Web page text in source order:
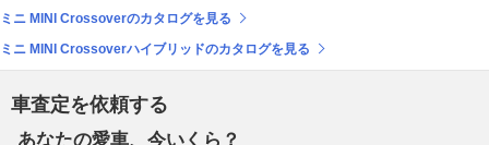
ミニ MINI Crossoverのカタログを見る
ミニ MINI Crossoverハイブリッドのカタログを見る
車査定を依頼する
あなたの愛車、今いくら？